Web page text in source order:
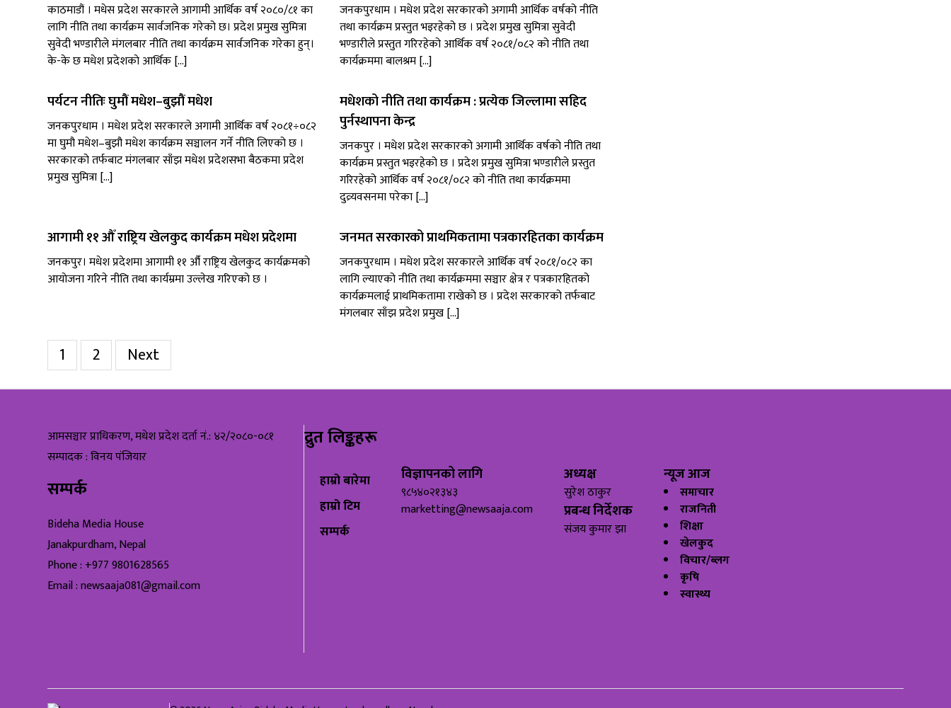
काठमाडौं । मधेस प्रदेश सरकारले आगामी आर्थिक वर्ष २०८०/८१ का
लागि नीति तथा कार्यक्रम सार्वजनिक गरेको छ। प्रदेश प्रमुख सुमित्रा
सुवेदी भण्डारीले मंगलबार नीति तथा कार्यक्रम सार्वजनिक गरेका हुन्।
के-के छ मधेश प्रदेशकाे आर्थिक […]
जनकपुरधाम । मधेश प्रदेश सरकारको अगामी आर्थिक वर्षको नीति
तथा कार्यक्रम प्रस्तुत भइरहेको छ । प्रदेश प्रमुख सुमित्रा सुवेदी
भण्डारीले प्रस्तुत गरिरहेको आर्थिक वर्ष २०८१/०८२ को नीति तथा
कार्यक्रममा बालश्रम […]
पर्यटन नीतिः घुमौं मधेश–बुझौं मधेश
जनकपुरधाम । मधेश प्रदेश सरकारले अगामी आर्थिक वर्ष २०८१÷०८२
मा घुमौ मधेश–बुझौ मधेश कार्यक्रम सञ्चालन गर्ने नीति लिएको छ ।
सरकारको तर्फबाट मंगलबार साँझ मधेश प्रदेशसभा बैठकमा प्रदेश
प्रमुख सुमित्रा […]
मधेशको नीति तथा कार्यक्रम : प्रत्येक जिल्लामा सहिद
पुर्नस्थापना केन्द्र
जनकपुर । मधेश प्रदेश सरकारको अगामी आर्थिक वर्षको नीति तथा
कार्यक्रम प्रस्तुत भइरहेको छ । प्रदेश प्रमुख सुमित्रा भण्डारीले प्रस्तुत
गरिरहेको आर्थिक वर्ष २०८१/०८२ को नीति तथा कार्यक्रममा
दुव्र्यवसनमा परेका […]
आगामी ११ औँ राष्ट्रिय खेलकुद कार्यक्रम मधेश प्रदेशमा
जनकपुर। मधेश प्रदेशमा आगामी ११ औँ राष्ट्रिय खेलकुद कार्यक्रमकाे
आयाेजना गरिने नीति तथा कार्यम्रमा उल्लेख गरिएकाे छ ।
जनमत सरकारको प्राथमिकतामा पत्रकारहितका कार्यक्रम
जनकपुरधाम । मधेश प्रदेश सरकारले आर्थिक वर्ष २०८१/०८२ का
लागि ल्याएको नीति तथा कार्यक्रममा सञ्चार क्षेत्र र पत्रकारहितको
कार्यक्रमलाई प्राथमिकतामा राखेको छ । प्रदेश सरकारको तर्फबाट
मंगलबार साँझ प्रदेश प्रमुख […]
Posts
1 2 Next
आमसञ्चार प्राधिकरण, मधेश प्रदेश दर्ता नं.: ४२/२०८०-०८१
सम्पादक : विनय पंजियार
सम्पर्क
Bideha Media House
Janakpurdham, Nepal
Phone : +977 9801628565
Email : newsaaja081@gmail.com
द्रुत लिङ्कहरू
हाम्रो बारेमा
हाम्रो टिम
सम्पर्क
विज्ञापनको लागि
९८५४०२१३४३
marketting@newsaaja.com
अध्यक्ष
सुरेश ठाकुर
प्रबन्ध निर्देशक
संजय कुमार झा
न्यूज आज
समाचार
राजनिती
शिक्षा
खेलकुद
विचार/ब्लग
कृषि
स्वास्थ्य